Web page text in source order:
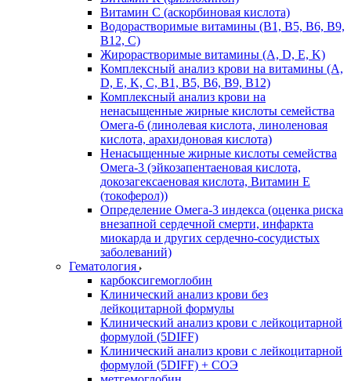
Витамин С (аскорбиновая кислота)
Водорастворимые витамины (B1, B5, B6, В9,
В12, С)
Жирорастворимые витамины (A, D, E, K)
Комплексный анализ крови на витамины (A,
D, E, K, C, B1, B5, B6, В9, B12)
Комплексный анализ крови на
ненасыщенные жирные кислоты семейства
Омега-6 (линолевая кислота, линоленовая
кислота, арахидоновая кислота)
Ненасыщенные жирные кислоты семейства
Омега-3 (эйкозапентаеновая кислота,
докозагексаеновая кислота, Витамин E
(токоферол))
Определение Омега-3 индекса (оценка риска
внезапной сердечной смерти, инфаркта
миокарда и других сердечно-сосудистых
заболеваний)
Гематология
карбоксигемоглобин
Клинический анализ крови без
лейкоцитарной формулы
Клинический анализ крови с лейкоцитарной
формулой (5DIFF)
Клинический анализ крови с лейкоцитарной
формулой (5DIFF) + СОЭ